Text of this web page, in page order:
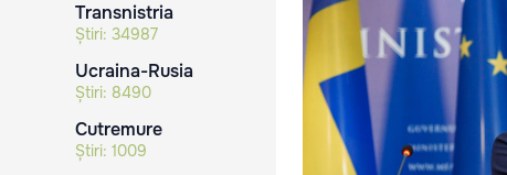
Transnistria
Știri: 34987
Ucraina-Rusia
Știri: 8490
Cutremure
Știri: 1009